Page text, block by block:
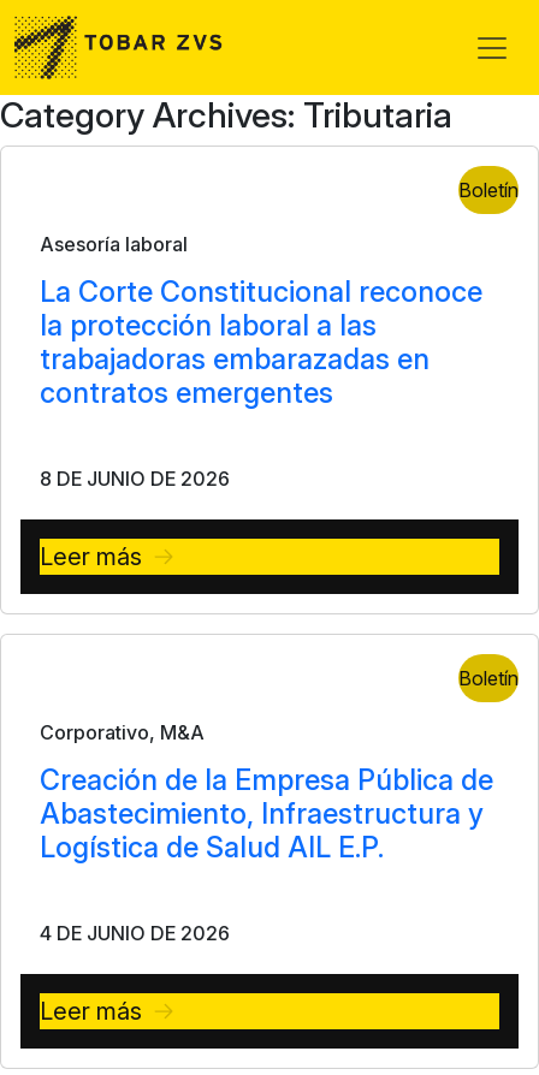
Skip to main content
Category Archives: Tributaria
Boletín
Asesoría laboral
La Corte Constitucional reconoce
la protección laboral a las
trabajadoras embarazadas en
contratos emergentes
8 DE JUNIO DE 2026
Leer más
Boletín
Corporativo, M&A
Creación de la Empresa Pública de
Abastecimiento, Infraestructura y
Logística de Salud AIL E.P.
4 DE JUNIO DE 2026
Leer más